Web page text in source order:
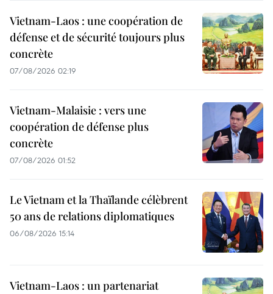
Vietnam-Laos : une coopération de
défense et de sécurité toujours plus
concrète
07/08/2026 02:19
Vietnam-Malaisie : vers une
coopération de défense plus
concrète
07/08/2026 01:52
Le Vietnam et la Thaïlande célèbrent
50 ans de relations diplomatiques
06/08/2026 15:14
Vietnam-Laos : un partenariat